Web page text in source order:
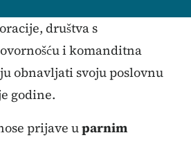
društva s
i komanditna
obnavljati svoju poslovnu
godine.
prijave uparnim